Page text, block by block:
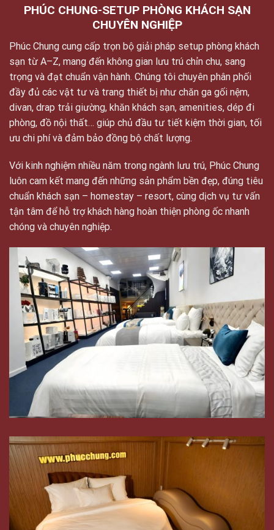
PHÚC CHUNG-SETUP PHÒNG KHÁCH SẠN
CHUYÊN NGHIỆP
Phúc Chung cung cấp trọn bộ giải pháp setup phòng khách
sạn từ A–Z, mang đến không gian lưu trú chỉn chu, sang
trọng và đạt chuẩn vận hành. Chúng tôi chuyên phân phối
đầy đủ các vật tư và trang thiết bị như chăn ga gối nệm,
divan, drap trải giường, khăn khách sạn, amenities, dép đi
phòng, đồ nội thất… giúp chủ đầu tư tiết kiệm thời gian, tối
ưu chi phí và đảm bảo đồng bộ chất lượng.
Với kinh nghiệm nhiều năm trong ngành lưu trú, Phúc Chung
luôn cam kết mang đến những sản phẩm bền đẹp, đúng tiêu
chuẩn khách sạn – homestay – resort, cùng dịch vụ tư vấn
tận tâm để hỗ trợ khách hàng hoàn thiện phòng ốc nhanh
chóng và chuyên nghiệp.